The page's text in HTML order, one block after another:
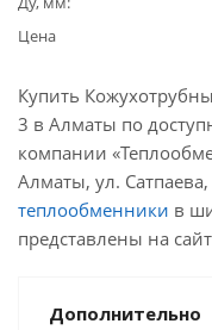
Цена
Купить
3 в Алматы по
компании
Алматы, ул.
теплообменники в
представлены на
Дополнительно